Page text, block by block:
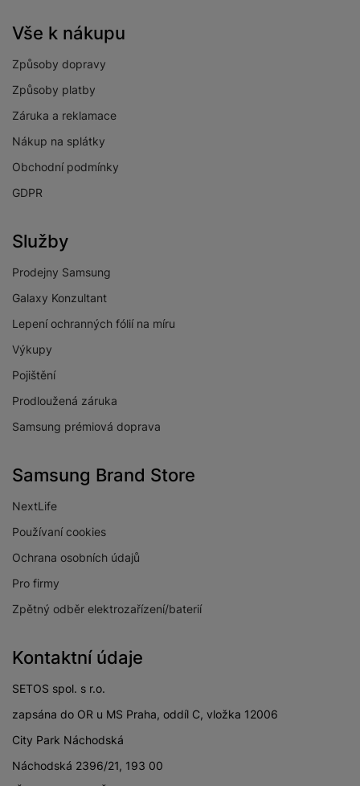
Vše k nákupu
Způsoby dopravy
Způsoby platby
Záruka a reklamace
Nákup na splátky
Obchodní podmínky
GDPR
Služby
Prodejny Samsung
Galaxy Konzultant
Lepení ochranných fólií na míru
Výkupy
Pojištění
Prodloužená záruka
Samsung prémiová doprava
Samsung Brand Store
NextLife
Používaní cookies
Ochrana osobních údajů
Pro firmy
Zpětný odběr elektrozařízení/baterií
Kontaktní údaje
SETOS spol. s r.o.
zapsána do OR u MS Praha, oddíl C, vložka 12006
City Park Náchodská
Náchodská 2396/21, 193 00